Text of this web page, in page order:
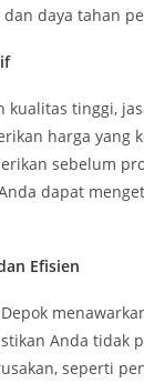
daya tahan
kualitas tinggi,
harga yang
sebelum
dapat
Efisien
Anda tidak
seperti